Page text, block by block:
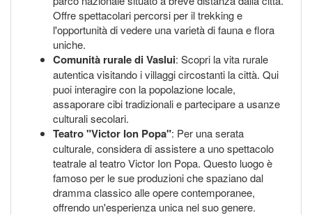
Offre spettacolari percorsi per il trekking e
l'opportunità di vedere una varietà di fauna e flora
uniche.
Comunità rurale di Vaslui: Scopri la vita rurale
autentica visitando i villaggi circostanti la città. Qui
puoi interagire con la popolazione locale,
assaporare cibi tradizionali e partecipare a usanze
culturali secolari.
Teatro "Victor Ion Popa": Per una serata
culturale, considera di assistere a uno spettacolo
teatrale al teatro Victor Ion Popa. Questo luogo è
famoso per le sue produzioni che spaziano dal
dramma classico alle opere contemporanee,
offrendo un'esperienza unica nel suo genere.